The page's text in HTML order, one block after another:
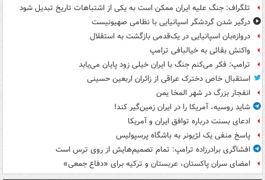
تلگراف: جنگ علیه ایران ممکن است به یکی از اشتباهات تاریخ تبدیل شود
درگیر شدن گردشگر اسپانیایی با نظامی صهیونیست
دروازه‌بان اسپانیایی در یک‌قدمی بازگشت به استقلال
واکنش بقائی به خیالبافی ترامپ
ترامپ: فکر می‌کنم جنگ با ایران خیلی زود پایان می‌یابد
استقبال خاص دخترک عراقی از زائران اربعین حسینی
انفجار بزرگ در شهر المخا یمن
شاید روسیه، آمریکا را در ایران زمین‌گیر کند!
ادعای بسنت درباره توافق ایران و آمریکا
پاسخ منفی یک لژیونر به باشگاه پرسپولیس
افشاگری برادرزاده ترامپ: تمام تصمیم‌هایش از روی ترس است
امضای سران پاکستان، عربستان و ترکیه برای «دفاع جمعی»